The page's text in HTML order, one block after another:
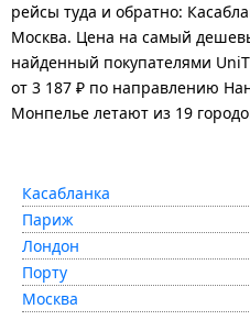
рейсы туда и обратно:
Москва. Цена на самый
найденный покупателями
от 3 187 ₽ по направлению
Монпелье летают из 19
Касабланка
Париж
Лондон
Порту
Москва